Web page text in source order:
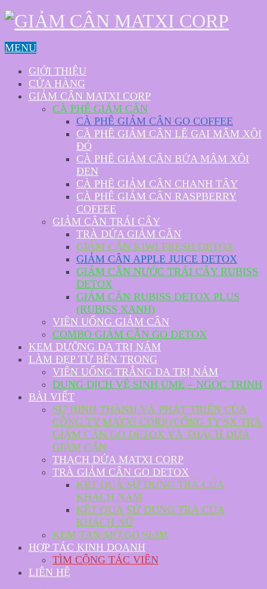
MENU
GIỚI THIỆU
CỬA HÀNG
GIẢM CÂN MATXI CORP
CÀ PHÊ GIẢM CÂN
CÀ PHÊ GIẢM CÂN GO COFFEE
CÀ PHÊ GIẢM CÂN LÊ GAI MÂM XÔI
ĐỎ
CÀ PHÊ GIẢM CÂN BỨA MÂM XÔI
ĐEN
CÀ PHÊ GIẢM CÂN CHANH TÂY
CÀ PHÊ GIẢM CÂN RASPBERRY
COFFEE
GIẢM CÂN TRÁI CÂY
TRÀ DỨA GIẢM CÂN
GIẢM CÂN KIWI FRESH DETOX
GIẢM CÂN APPLE JUICE DETOX
GIẢM CÂN NƯỚC TRÁI CÂY RUBISS
DETOX
GIẢM CÂN RUBISS DETOX PLUS
(RUBISS XANH)
VIÊN UỐNG GIẢM CÂN
COMBO GIẢM CÂN GO DETOX
KEM DƯỠNG DA TRỊ NÁM
LÀM ĐẸP TỪ BÊN TRONG
VIÊN UỐNG TRẮNG DA TRỊ NÁM
DUNG DỊCH VỆ SINH UME – NGỌC TRINH
BÀI VIẾT
SỰ HÌNH THÀNH VÀ PHÁT TRIỂN CỦA
CÔNG TY MATXI CORP (CÔNG TY SX TRÀ
GIẢM CÂN GO DETOX VÀ THẠCH DỨA
GIẢM CÂN
THẠCH DỨA MATXI CORP
TRÀ GIẢM CÂN GO DETOX
KẾT QUẢ SỬ DỤNG TRÀ CỦA
KHÁCH NAM
KẾT QUẢ SỬ DỤNG TRÀ CỦA
KHÁCH NỮ
KEM TAN MỠ GO SLIM
HỢP TÁC KINH DOANH
TÌM CỘNG TÁC VIÊN
LIÊN HỆ